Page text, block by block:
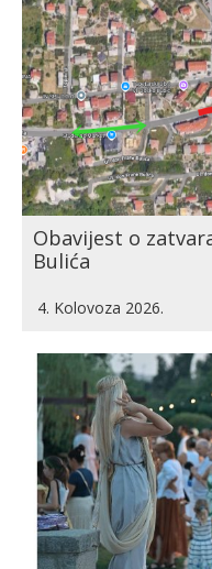
Obavijest o
Bulića
4. Kolovoza 2026.